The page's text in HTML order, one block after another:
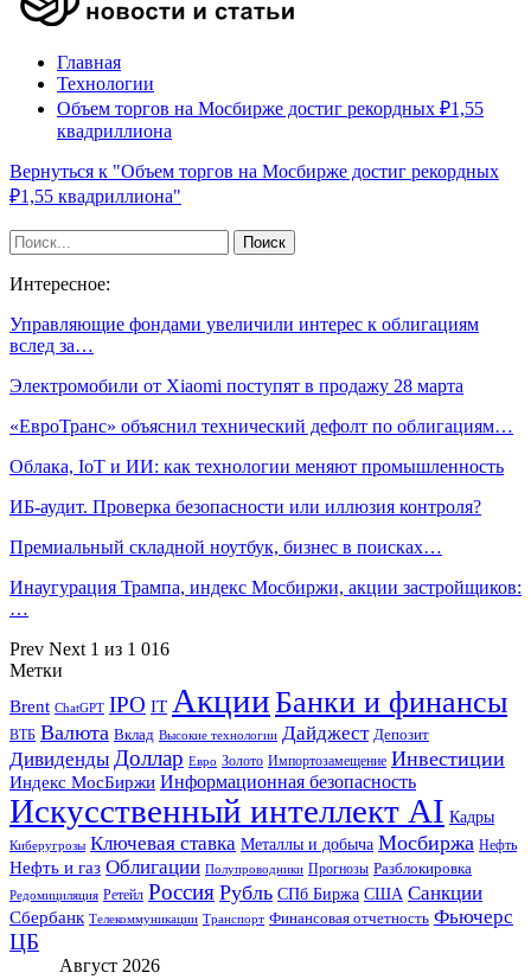
Главная
Технологии
Объем торгов на Мосбирже достиг рекордных ₽1,55
квадриллиона
Вернуться к "Объем торгов на Мосбирже достиг рекордных
₽1,55 квадриллиона"
Интересное:
Управляющие фондами увеличили интерес к облигациям
вслед за…
Электромобили от Xiaomi поступят в продажу 28 марта
«ЕвроТранс» объяснил технический дефолт по облигациям…
Облака, IoT и ИИ: как технологии меняют промышленность
ИБ-аудит. Проверка безопасности или иллюзия контроля?
Премиальный складной ноутбук, бизнес в поисках…
Инаугурация Трампа, индекс Мосбиржи, акции застройщиков:
…
Prev Next 1 из 1 016
Метки
Brent ChatGPT IPO IT АкцииБанки и финансы
ВТБ Валюта Вклад Высокие технологии Дайджест Депозит
Дивиденды Доллар Евро Золото Импортозамещение Инвестиции
Индекс МосБиржи Информационная безопасность
Искусственный интеллект AI Кадры
Киберугрозы Ключевая ставка Металлы и добыча Мосбиржа Нефть
Нефть и газ Облигации Полупроводники Прогнозы Разблокировка
Редомициляция Ретейл Россия Рубль СПб Биржа США Санкции
Сбербанк Телекоммуникации Транспорт Финансовая отчетность Фьючерс
ЦБ
Август 2026